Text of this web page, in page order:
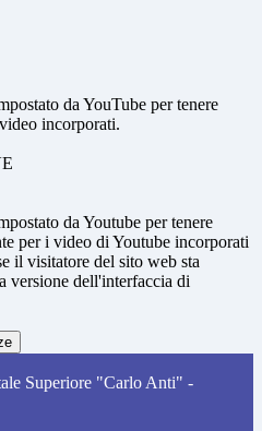
da YouTube per tenere
incorporati.
da Youtube per tenere
per i video di Youtube incorporati
il visitatore del sito web sta
versione dell'interfaccia di
Superiore "Carlo Anti" -